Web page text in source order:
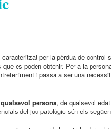
per la pèrdua de control
es poden obtenir. Per a la
i passa a ser una
persona, de qualsevol
del joc patològic són els